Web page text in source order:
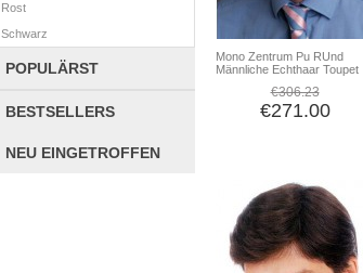
Rost
Schwarz
POPULÄRST
BESTSELLERS
NEU EINGETROFFEN
Mono Zentrum Pu RUnd
Männliche Echthaar Toupet
€306.23
€271.00